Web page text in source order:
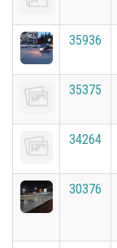
35936
35375
34264
30376